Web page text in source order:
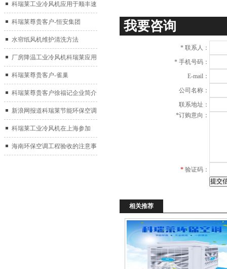
科瑞莱工业冷风机应用于顺丰速
运仓库通风降温
科瑞莱尊贵客户-恒安集团
水帘纸风机维护清洗方法
厂房降温工业冷风机科瑞莱应用
于广州制鞋厂
科瑞莱尊贵客户-雀巢
科瑞莱尊贵客户徐福记企业简介
新浪网报道科瑞莱节能环保空调
扇
科瑞莱工业冷风机在上海参加
2017中国制冷展
海南环保空调工程验收的注意事
我要咨询
* 联系人：
* 手机号码：
E-mail：
公司名称：
联系地址：
*订购意向：
* 验证码：
相关推荐